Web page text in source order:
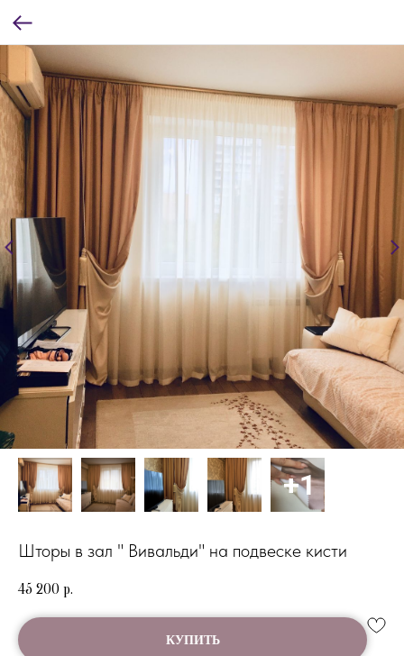
Шторы в зал " Вивальди" на подвеске кисти
45 200 р.
КУПИТЬ